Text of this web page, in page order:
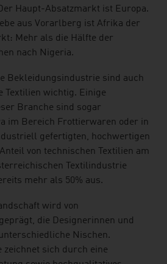
Haupt-Absatzmarkt ist Europa.
aus Vorarlberg ist Afrika der
Mehr als die Hälfte der
nach Nigeria.
Bekleidungsindustrie sind auch
Textilien wichtig. Einige
Branche sind sogar
im Bereich Frottierwaren oder in
gefertigten, hochwertigen
von technischen Textilien am
Textilindustrie
mehr als 50% aus.
wird von
die Designerinnen und
Nischen.
zeichnet sich durch eine